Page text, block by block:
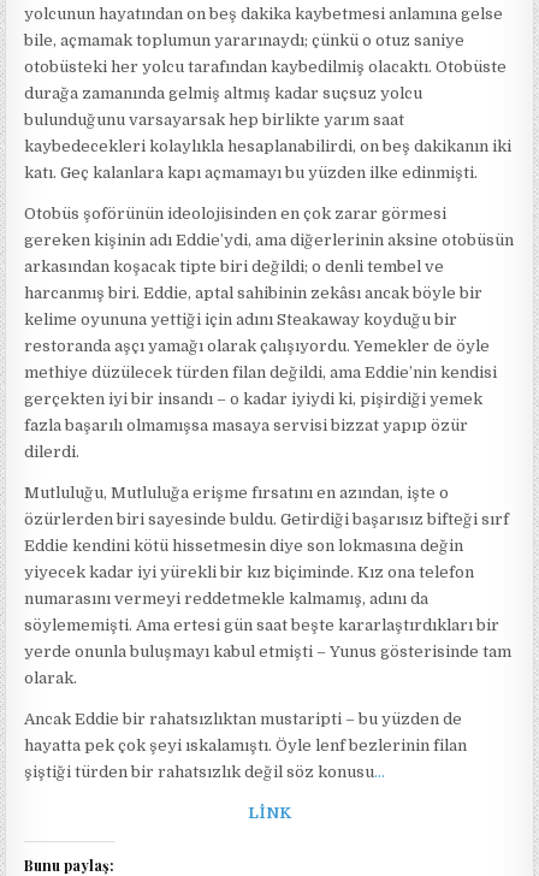
yolcunun hayatından on beş dakika kaybetmesi anlamına gelse
bile, açmamak toplumun yararınaydı; çünkü o otuz saniye
otobüsteki her yolcu tarafından kaybedilmiş olacaktı. Otobüste
durağa zamanında gelmiş altmış kadar suçsuz yolcu
bulunduğunu varsayarsak hep birlikte yarım saat
kaybedecekleri kolaylıkla hesaplanabilirdi, on beş dakikanın iki
katı. Geç kalanlara kapı açmamayı bu yüzden ilke edinmişti.
Otobüs şoförünün ideolojisinden en çok zarar görmesi
gereken kişinin adı Eddie’ydi, ama diğerlerinin aksine otobüsün
arkasından koşacak tipte biri değildi; o denli tembel ve
harcanmış biri. Eddie, aptal sahibinin zekâsı ancak böyle bir
kelime oyununa yettiği için adını Steakaway koyduğu bir
restoranda aşçı yamağı olarak çalışıyordu. Yemekler de öyle
methiye düzülecek türden filan değildi, ama Eddie’nin kendisi
gerçekten iyi bir insandı – o kadar iyiydi ki, pişirdiği yemek
fazla başarılı olmamışsa masaya servisi bizzat yapıp özür
dilerdi.
Mutluluğu, Mutluluğa erişme fırsatını en azından, işte o
özürlerden biri sayesinde buldu. Getirdiği başarısız bifteği sırf
Eddie kendini kötü hissetmesin diye son lokmasına değin
yiyecek kadar iyi yürekli bir kız biçiminde. Kız ona telefon
numarasını vermeyi reddetmekle kalmamış, adını da
söylememişti. Ama ertesi gün saat beşte kararlaştırdıkları bir
yerde onunla buluşmayı kabul etmişti – Yunus gösterisinde tam
olarak.
Ancak Eddie bir rahatsızlıktan mustaripti – bu yüzden de
hayatta pek çok şeyi ıskalamıştı. Öyle lenf bezlerinin filan
şiştiği türden bir rahatsızlık değil söz konusu…
LİNK
Bunu paylaş: